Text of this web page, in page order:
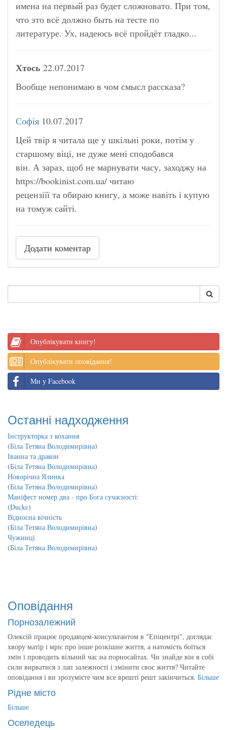
имена на первый раз будет сложновато. При том,
что это всё должно быть на тесте по
литературе. Ух, надеюсь всё пройдёт гладко...
Хтось 22.07.2017
Вообще непонимаю в чом смысл рассказа?
Софія 10.07.2017
Цей твір я читала ще у шкільні роки, потім у
старшому віці, не дуже мені сподобався
він. А зараз, щоб не марнувати часу, заходжу на
https://bookinist.com.ua/ читаю
рецензіїї та обираю книгу, а може навіть і купую
на томуж сайті.
Додати коментар
Опублікувати книгу!
Опублікувати оповідання!
Ми у Facebook
Останні надходження
Інструкторка з кохання
(Біла Тетяна Володимирівна)
Іванна та дракон
(Біла Тетяна Володимирівна)
Новорічна Ялинка
(Біла Тетяна Володимирівна)
Маніфест номер два - про Бога сучасності:
(Ducke)
Відносна вічність
(Біла Тетяна Володимирівна)
Чужинці
(Біла Тетяна Володимирівна)
Оповідання
Порнозалежний
Олексій працює продавцем-консультантом в "Епіцентрі", доглядає
хвору матір і мріє про інше розкішне життя, а натомість боїться
змін і проводить вільний час на порносайтах. Чи знайде він в собі
сили вирватися з лап залежності і змінити своє життя? Читайте
оповідання і ви зрозумієте чим все врешті решт закінчиться. Більше
Рідне місто
Більше
Оселедець